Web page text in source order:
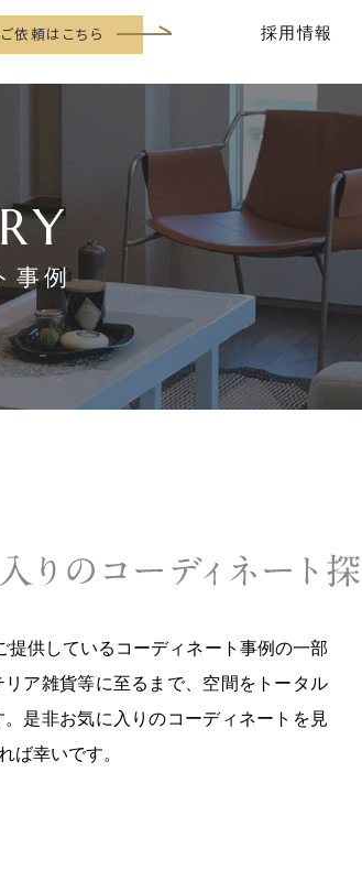
依頼はこちら 採用情報
事例
供しているコーディネート事例の一部
ア雑貨等に至るまで、空間をトータル
是非お気に入りのコーディネートを見
ば幸いです。